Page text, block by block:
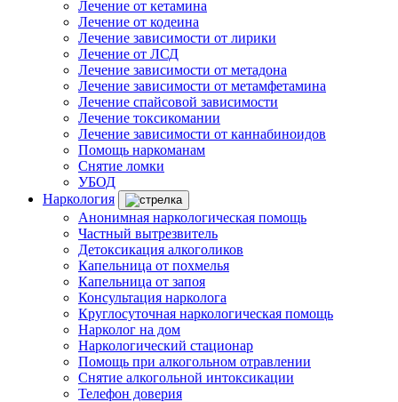
Лечение от кетамина
Лечение от кодеина
Лечение зависимости от лирики
Лечение от ЛСД
Лечение зависимости от метадона
Лечение зависимости от метамфетамина
Лечение спайсовой зависимости
Лечение токсикомании
Лечение зависимости от каннабиноидов
Помощь наркоманам
Снятие ломки
УБОД
Наркология
Анонимная наркологическая помощь
Частный вытрезвитель
Детоксикация алкоголиков
Капельница от похмелья
Капельница от запоя
Консультация нарколога
Круглосуточная наркологическая помощь
Нарколог на дом
Наркологический стационар
Помощь при алкогольном отравлении
Снятие алкогольной интоксикации
Телефон доверия